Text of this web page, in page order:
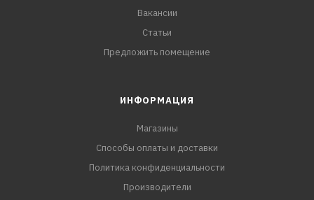
Вакансии
Статьи
Предложить помещение
ИНФОРМАЦИЯ
Магазины
Способы оплаты и доставки
Политика конфиденциальности
Производители